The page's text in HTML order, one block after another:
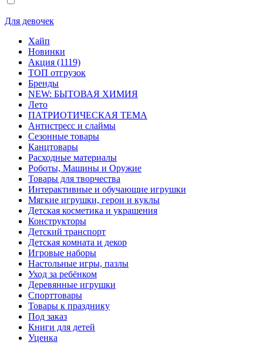
Для девочек
Хайп
Новинки
Акция (1119)
ТОП отгрузок
Бренды
NEW: БЫТОВАЯ ХИМИЯ
Лето
ПАТРИОТИЧЕСКАЯ ТЕМА
Антистресс и слаймы
Сезонные товары
Канцтовары
Расходные материалы
Роботы, Машины и Оружие
Товары для творчества
Интерактивные и обучающие игрушки
Мягкие игрушки, герои и куклы
Детская косметика и украшения
Конструкторы
Детский транспорт
Детская комната и декор
Игровые наборы
Настольные игры, пазлы
Уход за ребёнком
Деревянные игрушки
Спорттовары
Товары к празднику
Под заказ
Книги для детей
Уценка